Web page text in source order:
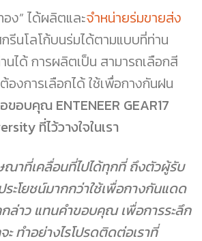
ง” ได้ผลิตและจำหน่ายร่มขายส่ง
รีนโลโก้บนร่มได้ตามแบบที่ท่าน
นได้ การผลิตเป็น สามารถเลือกสี
องการเลือกได้ ใช้เพื่อกางกันฝน
ขอบคุณ ENTENEER GEAR17
ที่ไว้วางใจในเรา
าที่เคลื่อนที่ไปได้ทุกที่ ถึงตัวผู้รับ
ะโยชน์มากกว่าใช้เพื่อกางกันแดด
ล่าว แทนคำขอบคุณ เพื่อการระลึก
ะ ทำอย่างไรโปรดติดต่อเราที่